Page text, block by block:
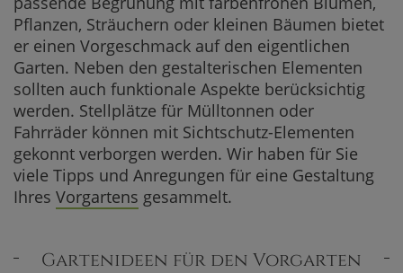
Pflanzen, Sträuchern oder kleinen Bäumen bietet
er einen Vorgeschmack auf den eigentlichen
Garten. Neben den gestalterischen Elementen
sollten auch funktionale Aspekte berücksichtig
werden. Stellplätze für Mülltonnen oder
Fahrräder können mit Sichtschutz-Elementen
gekonnt verborgen werden. Wir haben für Sie
viele Tipps und Anregungen für eine Gestaltung
Ihres Vorgartens gesammelt.
Gartenideen für den Vorgarten